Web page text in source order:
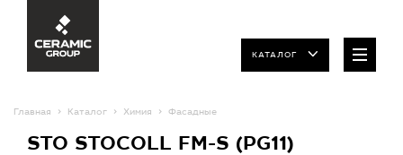
КАТАЛОГ
Главная Каталог Химия Фасадные
STO STOCOLL FM-S (PG11)